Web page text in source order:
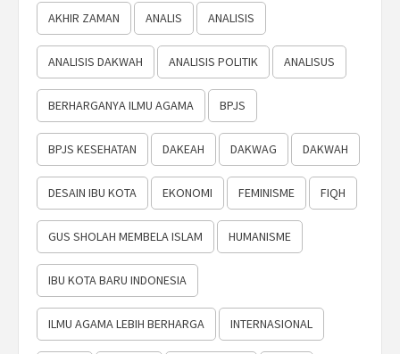
AKHIR ZAMAN ANALIS ANALISIS
ANALISIS DAKWAH ANALISIS POLITIK ANALISUS
BERHARGANYA ILMU AGAMA BPJS
BPJS KESEHATAN DAKEAH DAKWAG DAKWAH
DESAIN IBU KOTA EKONOMI FEMINISME FIQH
GUS SHOLAH MEMBELA ISLAM HUMANISME
IBU KOTA BARU INDONESIA
ILMU AGAMA LEBIH BERHARGA INTERNASIONAL